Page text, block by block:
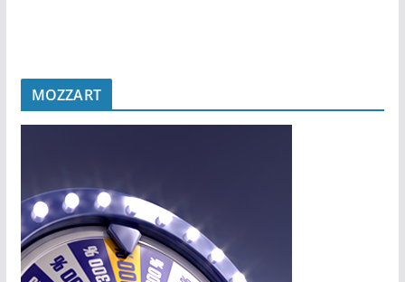
MOZZART